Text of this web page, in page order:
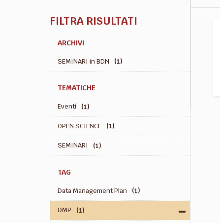
FILTRA RISULTATI
ARCHIVI
SEMINARI in BDN (1)
TEMATICHE
Eventi (1)
OPEN SCIENCE (1)
SEMINARI (1)
TAG
Data Management Plan (1)
DMP (1)